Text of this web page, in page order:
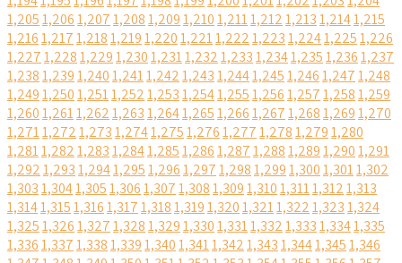
1,2051,2061,2071,2081,2091,2101,2111,2121,2131,2141,215
1,2161,2171,2181,2191,2201,2211,2221,2231,2241,2251,226
1,2271,2281,2291,2301,2311,2321,2331,2341,2351,2361,237
1,2381,2391,2401,2411,2421,2431,2441,2451,2461,2471,248
1,2491,2501,2511,2521,2531,2541,2551,2561,2571,2581,259
1,2601,2611,2621,2631,2641,2651,2661,2671,2681,2691,270
1,2711,2721,2731,2741,2751,2761,2771,2781,2791,280
1,2811,2821,2831,2841,2851,2861,2871,2881,2891,2901,291
1,2921,2931,2941,2951,2961,2971,2981,2991,3001,3011,302
1,3031,3041,3051,3061,3071,3081,3091,3101,3111,3121,313
1,3141,3151,3161,3171,3181,3191,3201,3211,3221,3231,324
1,3251,3261,3271,3281,3291,3301,3311,3321,3331,3341,335
1,3361,3371,3381,3391,3401,3411,3421,3431,3441,3451,346